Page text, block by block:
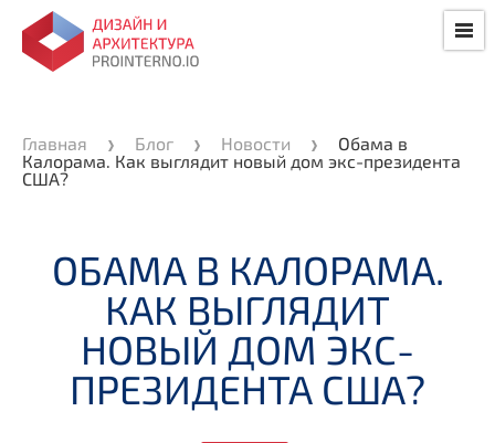
Главная Блог Новости
Обама в
Калорама. Как выглядит новый дом экс-президента
США?
ОБАМА В КАЛОРАМА.
КАК ВЫГЛЯДИТ
НОВЫЙ ДОМ ЭКС-
ПРЕЗИДЕНТА США?